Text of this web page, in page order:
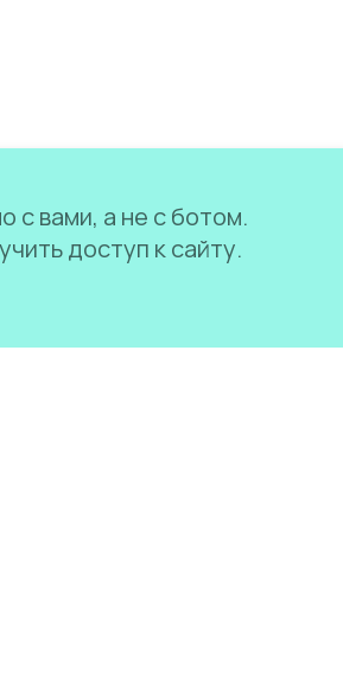
с вами, а не с ботом.
доступ к сайту.